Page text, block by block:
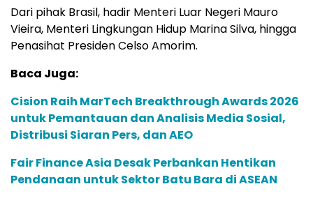
Dari pihak Brasil, hadir Menteri Luar Negeri Mauro
Vieira, Menteri Lingkungan Hidup Marina Silva, hingga
Penasihat Presiden Celso Amorim.
Baca Juga:
Cision Raih MarTech Breakthrough Awards 2026
untuk Pemantauan dan Analisis Media Sosial,
Distribusi Siaran Pers, dan AEO
Fair Finance Asia Desak Perbankan Hentikan
Pendanaan untuk Sektor Batu Bara di ASEAN